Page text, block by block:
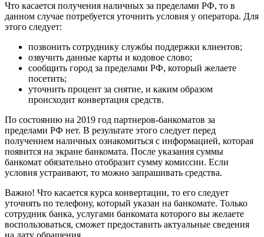
Что касается получения наличных за пределами РФ, то в
данном случае потребуется уточнить условия у оператора. Для
этого следует:
позвонить сотруднику службы поддержки клиентов;
озвучить данные карты и кодовое слово;
сообщить город за пределами РФ, который желаете
посетить;
уточнить процент за снятие, и каким образом
происходит конвертация средств.
По состоянию на 2019 год партнеров-банкоматов за
пределами РФ нет. В результате этого следует перед
получением наличных ознакомиться с информацией, которая
появится на экране банкомата. После указания суммы
банкомат обязательно отобразит сумму комиссии. Если
условия устраивают, то можно запрашивать средства.
Важно! Что касается курса конвертации, то его следует
уточнять по телефону, который указан на банкомате. Только
сотрудник банка, услугами банкомата которого вы желаете
воспользоваться, сможет предоставить актуальные сведения
на дату обращения